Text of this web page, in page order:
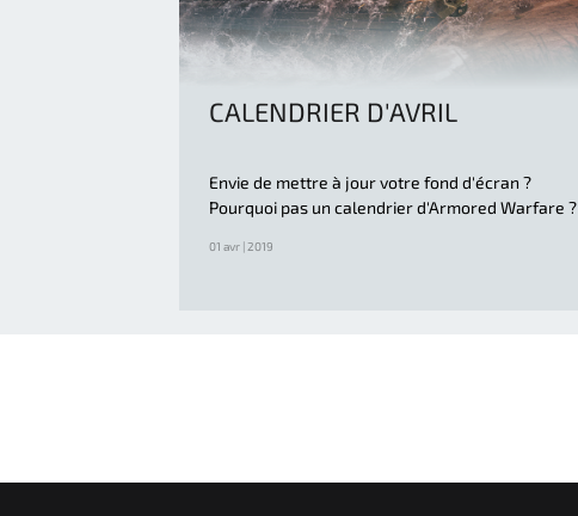
CALENDRIER D'AVRIL
Envie de mettre à jour votre fond d'écran ?
Pourquoi pas un calendrier d'Armored Warfare ?
01 avr | 2019